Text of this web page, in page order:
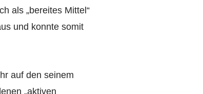
als „bereites Mittel“
und konnte somit
auf den seinem
„aktiven